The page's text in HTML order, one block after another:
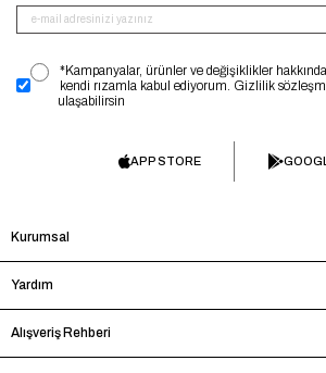
*Kampanyalar, ürünler ve değişiklikler
kendi rızamla kabul ediyorum. Gizlilik
ulaşabilirsin
APP STORE
Kurumsal
Yardım
Alışveriş Rehberi